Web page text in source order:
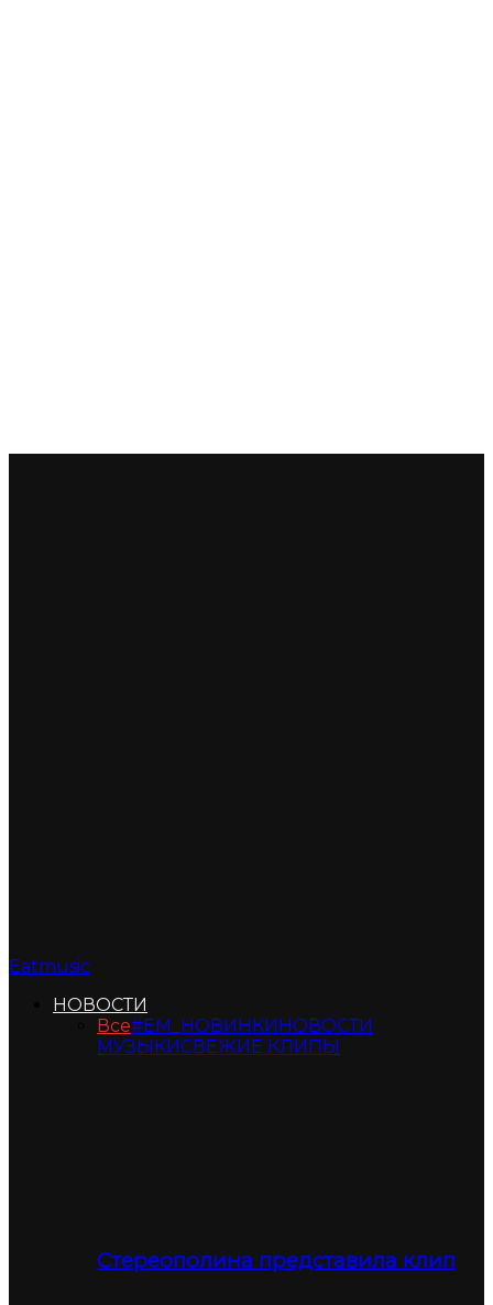
Eatmusic
НОВОСТИ
Все#ЕМ_НОВИНКИНОВОСТИ
МУЗЫКИСВЕЖИЕ КЛИПЫ
Стереополина представила клип